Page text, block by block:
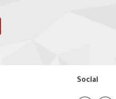
Social